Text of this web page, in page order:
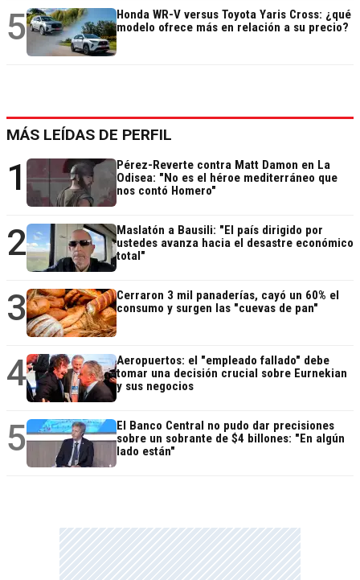
5
Honda WR-V versus Toyota Yaris Cross: ¿qué
modelo ofrece más en relación a su precio?
MÁS LEÍDAS DE PERFIL
1
Pérez-Reverte contra Matt Damon en La
Odisea: "No es el héroe mediterráneo que
nos contó Homero"
2
Maslatón a Bausili: "El país dirigido por
ustedes avanza hacia el desastre económico
total"
3
Cerraron 3 mil panaderías, cayó un 60% el
consumo y surgen las "cuevas de pan"
4
Aeropuertos: el "empleado fallado" debe
tomar una decisión crucial sobre Eurnekian
y sus negocios
5
El Banco Central no pudo dar precisiones
sobre un sobrante de $4 billones: "En algún
lado están"